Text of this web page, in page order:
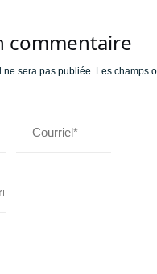
commentaire
sera pas publiée. Les champs